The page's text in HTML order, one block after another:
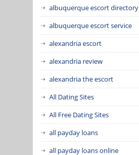
albuquerque escort directory
albuquerque escort service
alexandria escort
alexandria review
alexandria the escort
All Dating Sites
All Free Dating Sites
all payday loans
all payday loans online